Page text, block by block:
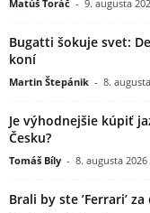
Matúš Toráč - 9. augusta
Bugatti šokuje svet:
koní
Martin Štepánik - 8.
Je výhodnejšie kúpiť
Česku?
Tomáš Bíly - 8. augusta 2026
Brali by ste ’Ferrari’